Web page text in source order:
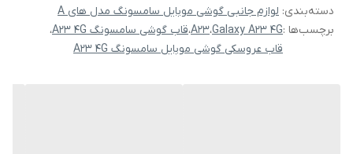
دسته‌بندی: لوازم جانبی گوشی موبایل سامسونگ مدل های A
برچسب‌ها :Galaxy A23 4G،A23،قاب گوشی سامسونگ A23 4G
،
قاب عروسکی گوشی موبایل سامسونگ A23 4G